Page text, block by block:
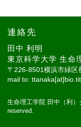
連絡先
田中 利明
東京科学大学 生命
〒226-8501横浜市緑区
mail to:
生命理工学院 田中（利
reserved.